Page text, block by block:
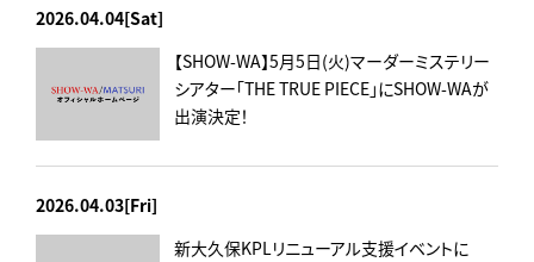
2026.04.04[Sat]
【SHOW-WA】5月5日(火)マーダーミステリー
シアター「THE TRUE PIECE」にSHOW-WAが
出演決定！
2026.04.03[Fri]
新大久保KPLリニューアル支援イベントに